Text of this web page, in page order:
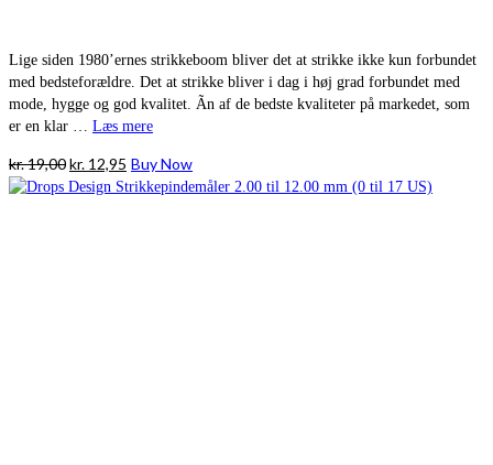
Lige siden 1980’ernes strikkeboom bliver det at strikke ikke kun forbundet
med bedsteforældre. Det at strikke bliver i dag i høj grad forbundet med
mode, hygge og god kvalitet. Ãn af de bedste kvaliteter på markedet, som
er en klar … Læs mere
kr.19,00Den
oprindelige
kr. 12,95 Den
aktuelle
Buy Now